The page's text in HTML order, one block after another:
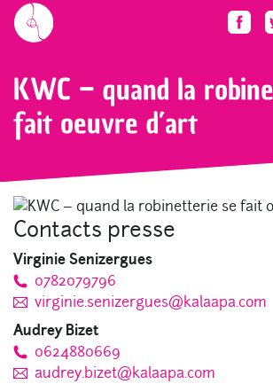
KWC – quand la
fait oeuvre d’art
Contacts presse
Virginie Senizergues
0782079796
virginie.senizergues@kalaapa.com
Audrey Bizet
0624880669
audrey.bizet@kalaapa.com